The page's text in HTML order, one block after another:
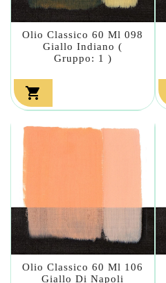
Olio Classico 60 Ml 098
Giallo Indiano (
Gruppo: 1 )

Olio Classico 60 Ml 106
Giallo Di Napoli